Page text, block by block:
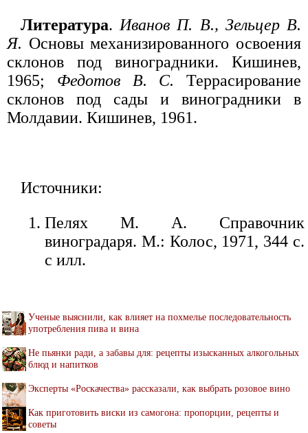
Литература. Иванов П. В., Зельцер В.
Я. Основы механизированного освоения
склонов под виноградники. Кишинев,
1965; Федотов В. С. Террасирование
склонов под сады и виноградники в
Молдавии. Кишинев, 1961.
Источники:
Пелях М. А. Справочник
виноградаря. М.: Колос, 1971, 344 с.
с илл.
Ученые выяснили, как влияет на похмелье последовательность
употребления пива и вина
Не пьянки ради, а забавы для: рецепты изысканных алкогольных
блюд и напитков
Эксперты «Роскачества» рассказали, как выбрать розовое вино
Как приготовить виски из самогона: пропорции, рецепты и
советы